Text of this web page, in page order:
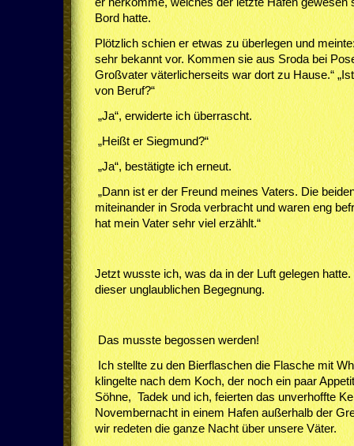
Bord hatte.
Plötzlich schien er etwas zu überlegen und
sehr bekannt vor. Kommen sie aus Sroda bei
Großvater väterlicherseits war dort zu Hause.“
von Beruf?“
„Ja“, erwiderte ich überrascht.
„Heißt er Siegmund?“
„Ja“, bestätigte ich erneut.
„Dann ist er der Freund meines Vaters. Die
miteinander in Sroda verbracht und waren eng
hat mein Vater sehr viel erzählt.“
Jetzt wusste ich, was da in der Luft gelegen
dieser unglaublichen Begegnung.
Das musste begossen werden!
Ich stellte zu den Bierflaschen die Flasche mit
klingelte nach dem Koch, der noch ein paar
Söhne, Tadek und ich, feierten das unverhoffte
Novembernacht in einem Hafen außerhalb der
wir redeten die ganze Nacht über unsere Väter.